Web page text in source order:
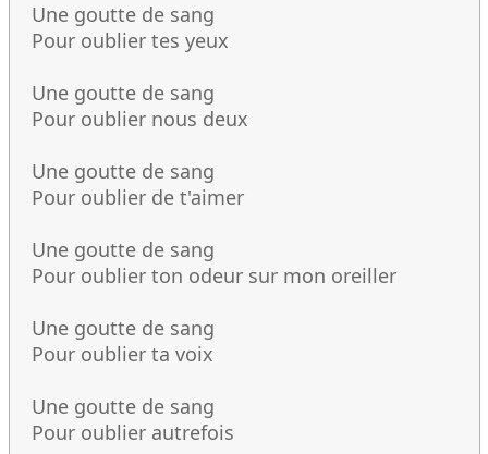
Une goutte de sang
Pour oublier tes yeux
Une goutte de sang
Pour oublier nous deux
Une goutte de sang
Pour oublier de t'aimer
Une goutte de sang
Pour oublier ton odeur sur mon oreiller
Une goutte de sang
Pour oublier ta voix
Une goutte de sang
Pour oublier autrefois